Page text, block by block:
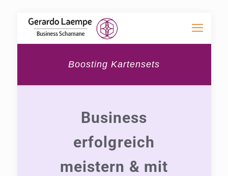
Boosting Kartensets
Business
erfolgreich
meistern & mit